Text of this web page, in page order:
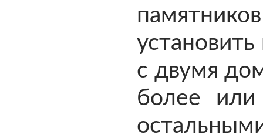
с двумя
более